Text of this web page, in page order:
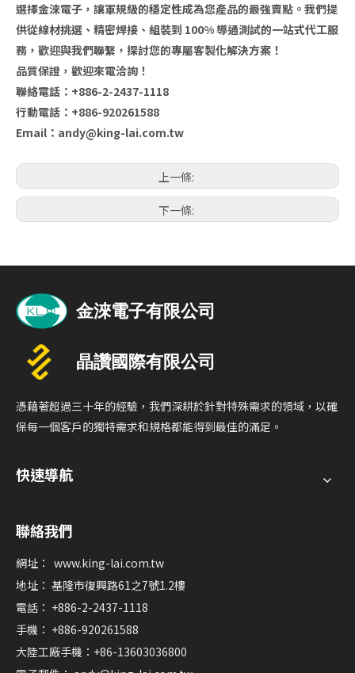
選擇金淶電子，讓軍規級的穩定性成為您產品的最強賣點。我們提
供從線材挑選、精密焊接、組裝到 100% 導通測試的一站式代工服
務，歡迎與我們聯繫，探討您的專屬客製化解決方案！
品質保證，歡迎來電洽詢！
聯絡電話：+886-2-2437-1118
行動電話：+886-920261588
Email： andy@king-lai.com.tw
上一條:
下一條:
憑藉著超過三十年的經驗，我們深耕於針對特殊需求的領域，以確
保每一個客戶的獨特需求和規格都能得到最佳的滿足。
快速導航
聯絡我們
網址： www.king-lai.com.tw
地址： 基隆市復興路61之7號1.2樓
電話： +886-2-2437-1118
手機： +886-920261588
大陸工廠手機：+86-13603036800